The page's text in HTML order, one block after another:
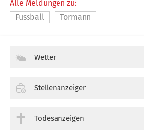
Alle Meldungen zu:
Fussball
Tormann
Wetter
Stellenanzeigen
Todesanzeigen